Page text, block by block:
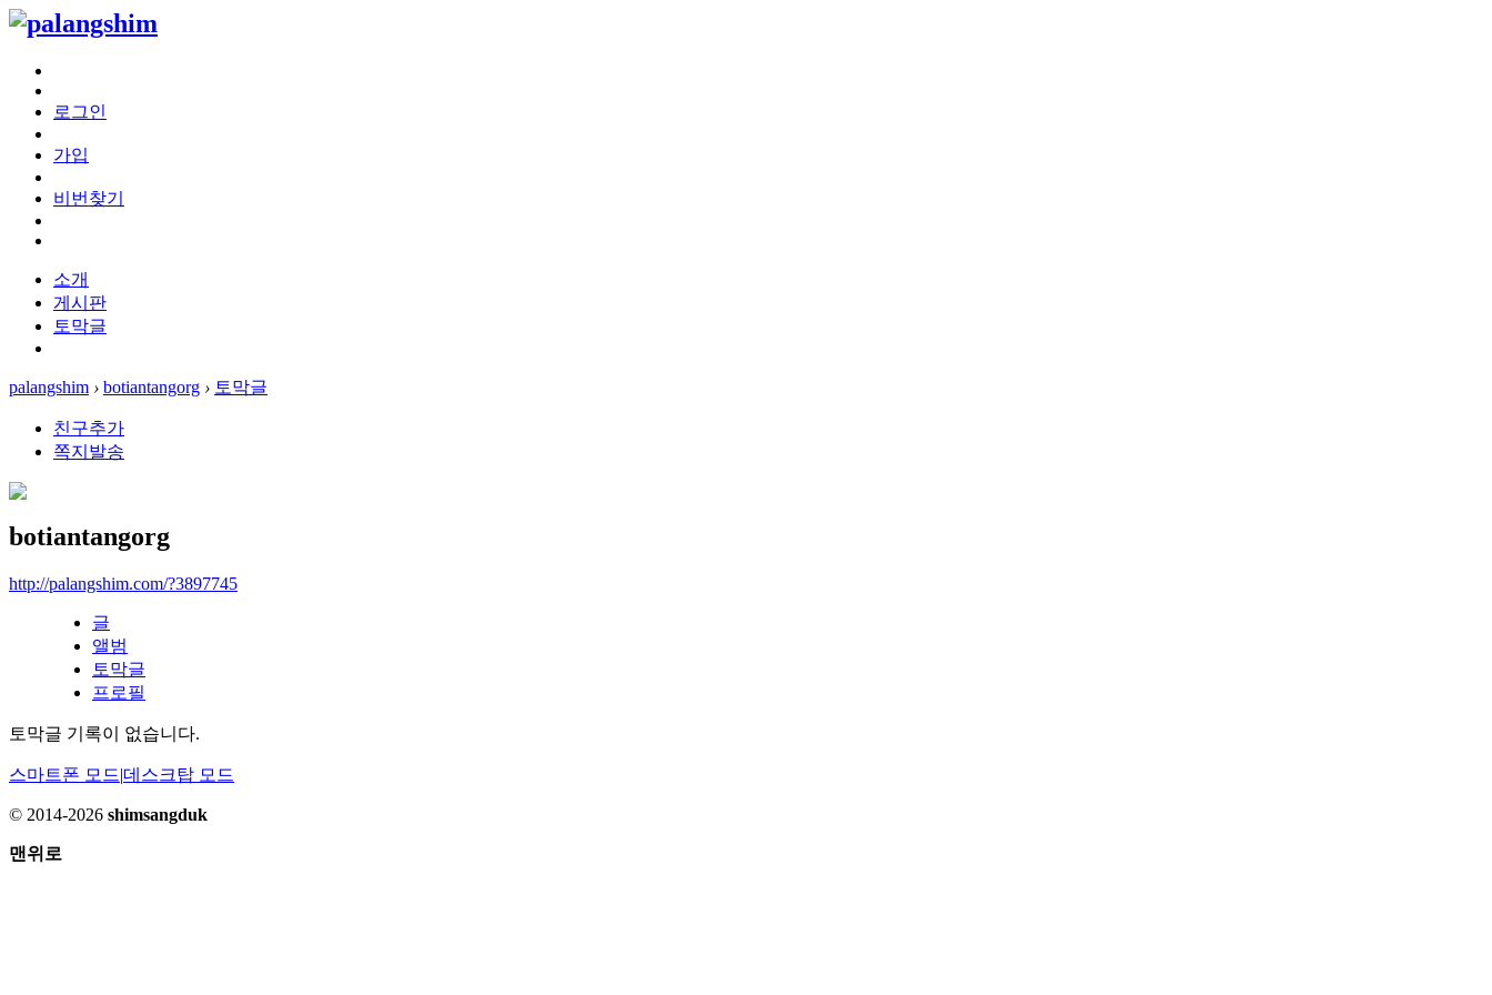
로그인
가입
비번찾기
소개
게시판
토막글
palangshim › botiantangorg › 토막글
친구추가
쪽지발송
botiantangorg
http://palangshim.com/?3897745
글
앨범
토막글
프로필
토막글 기록이 없습니다.
스마트폰 모드|데스크탑 모드
© 2014-2026 shimsangduk
맨위로